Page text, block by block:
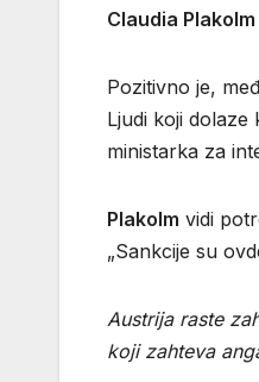
Claudia Plakolm
Pozitivno je,
Ljudi koji dolaze
ministarka za
Plakolm vidi
„Sankcije su
Austrija raste
koji zahteva